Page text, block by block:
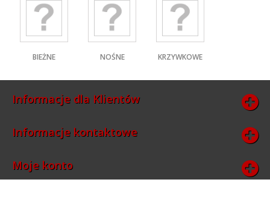
BIEŻNE NOŚNE KRZYWKOWE
Informacje dla Klientów
Informacje kontaktowe
Moje konto